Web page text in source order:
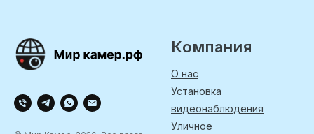
Компания
О нас
Установка
видеонаблюдения
Уличное